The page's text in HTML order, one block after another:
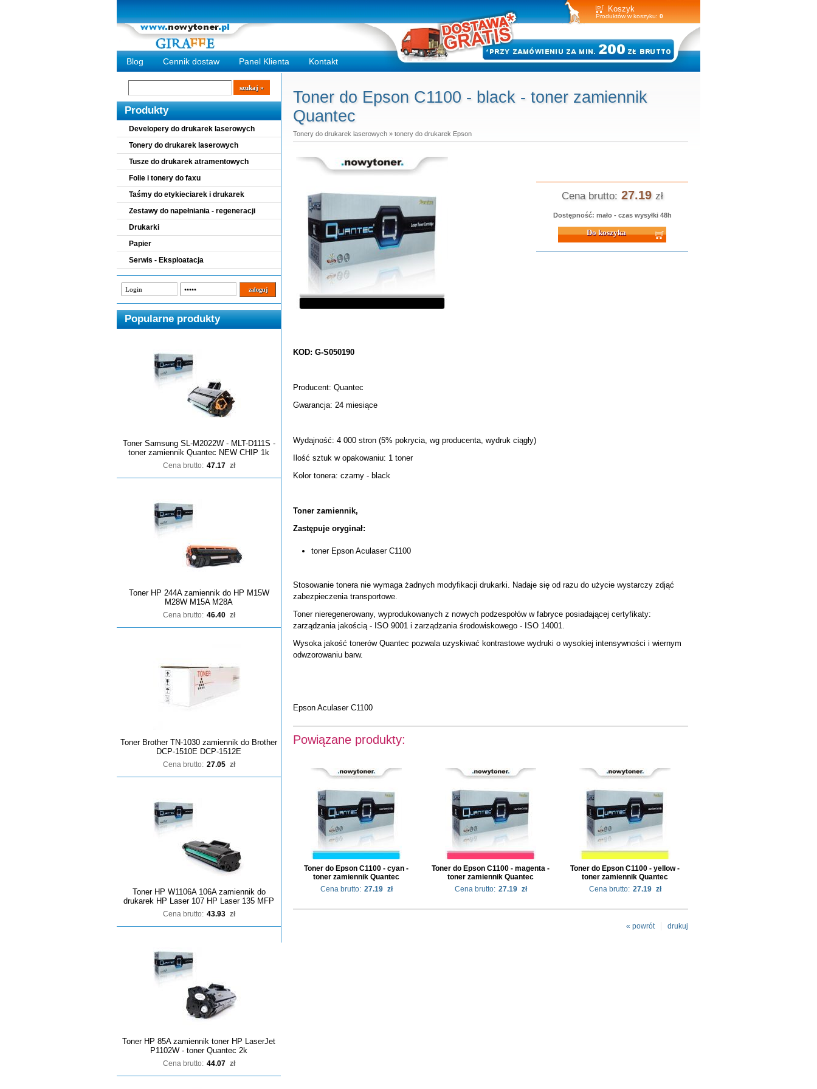
Koszyk
Produktów w koszyku: 0
Blog Cennik dostaw Panel Klienta Kontakt
Wyszukiwarka
szukaj
Produkty
Developery do drukarek laserowych
Tonery do drukarek laserowych
Tusze do drukarek atramentowych
Folie i tonery do faxu
Taśmy do etykieciarek i drukarek
Zestawy do napełniania - regeneracji
Drukarki
Papier
Serwis - Eksploatacja
Popularne produkty
Toner Samsung SL-M2022W - MLT-D111S -
toner zamiennik Quantec NEW CHIP 1k
Cena brutto: 47.17 zł
Toner HP 244A zamiennik do HP M15W
M28W M15A M28A
Cena brutto: 46.40 zł
Toner Brother TN-1030 zamiennik do Brother
DCP-1510E DCP-1512E
Cena brutto: 27.05 zł
Toner HP W1106A 106A zamiennik do
drukarek HP Laser 107 HP Laser 135 MFP
Cena brutto: 43.93 zł
Toner HP 85A zamiennik toner HP LaserJet
P1102W - toner Quantec 2k
Cena brutto: 44.07 zł
Toner do Epson C1100 - black - toner zamiennik
Quantec
Tonery do drukarek laserowych » tonery do drukarek Epson
Cena brutto: 27.19 zł
Dostępność: mało - czas wysyłki 48h
Do koszyka
KOD: G-S050190
Producent: Quantec
Gwarancja: 24 miesiące
Wydajność: 4 000 stron (5% pokrycia, wg producenta, wydruk ciągły)
Ilość sztuk w opakowaniu: 1 toner
Kolor tonera: czarny - black
Toner zamiennik,
Zastępuje oryginał:
toner Epson Aculaser C1100
Stosowanie tonera nie wymaga żadnych modyfikacji drukarki. Nadaje się od razu do użycie wystarczy zdjąć
zabezpieczenia transportowe.
Toner nieregenerowany, wyprodukowanych z nowych podzespołów w fabryce posiadającej certyfikaty:
zarządzania jakością - ISO 9001 i zarządzania środowiskowego - ISO 14001.
Wysoka jakość tonerów Quantec pozwala uzyskiwać kontrastowe wydruki o wysokiej intensywności i wiernym
odwzorowaniu barw.
Epson Aculaser C1100
Powiązane produkty:
Toner do Epson C1100 - cyan -
toner zamiennik Quantec
Cena brutto: 27.19 zł
Toner do Epson C1100 - magenta -
toner zamiennik Quantec
Cena brutto: 27.19 zł
Toner do Epson C1100 - yellow -
toner zamiennik Quantec
Cena brutto: 27.19 zł
drukuj
« powrót